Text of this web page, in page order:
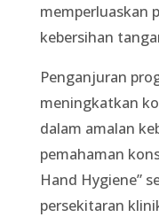
memperluaskan
kebersihan
Penganjuran
meningkatkan
dalam amalan
pemahaman
Hand Hygiene”
persekitaran